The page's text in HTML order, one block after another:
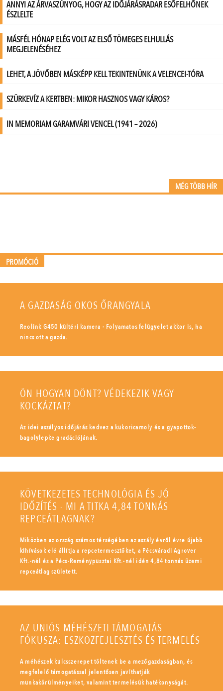
MÉG TÖBB HÍR
PROMÓCIÓ
A GAZDASÁG OKOS ŐRANGYALA
Reolink G450 kültéri kamera - Folyamatos felügyelet akkor is, ha
nincs ott a gazda.
ÖN HOGYAN DÖNT? VÉDEKEZIK VAGY
KOCKÁZTAT?
Az idei aszályos időjárás kedvez a kukoricamoly és a gyapottok-
bagolylepke gradációjának.
KÖVETKEZETES TECHNOLÓGIA ÉS JÓ
IDŐZÍTÉS - MI A TITKA 4,84 TONNÁS
REPCEÁTLAGNAK?
Miközben az ország számos térségében az aszály évről évre újabb
kihívások elé állítja a repcetermesztőket, a Pécsváradi Agrover
Kft.-nél és a Pécs-Reménypusztai Kft.-nél idén 4,84 tonnás üzemi
repceátlag született.
AZ UNIÓS MÉHÉSZETI TÁMOGATÁS
FÓKUSZA: ESZKÖZFEJLESZTÉS ÉS TERMELÉS
A méhészek kulcsszerepet töltenek be a mezőgazdaságban, és
megfelelő támogatással jelentősen javíthatják
munkakörülményeiket, valamint termelésük hatékonyságát.